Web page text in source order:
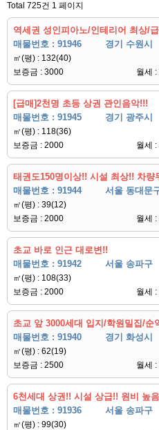
Total 725건 1 페이지
역세권 성인피아노/인테리어 최상/
매물번호 : 91946
경기 수원시
㎡(평) : 132(40)
보증금 : 3000
월세
[급매]2천명 초등 상권 관인음악!!!
매물번호 : 91945
경기 광주시
㎡(평) : 118(36)
보증금 : 2000
월세
태권도150명이상!! 시설 최상!! 차량
매물번호 : 91944
서울 동대문
㎡(평) : 39(12)
보증금 : 2000
월세
초교 바로 인근 대로변!!
매물번호 : 91942
서울 송파구
㎡(평) : 108(33)
보증금 : 2000
월세
초교 앞 3000세대 입지/학원밀집/순
매물번호 : 91940
경기 화성시
㎡(평) : 62(19)
보증금 : 2500
월세
6천세대 상권!! 시설 상급!! 원비 높
매물번호 : 91936
서울 송파구
㎡(평) : 99(30)